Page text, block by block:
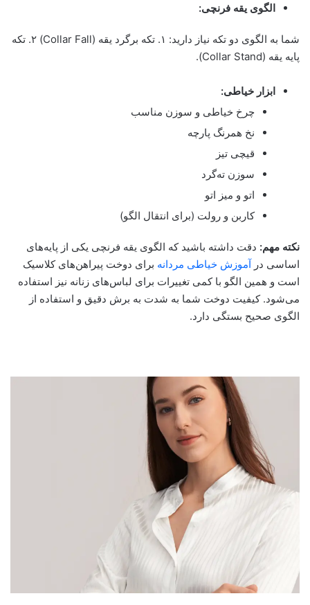
الگوی یقه فرنچی:
شما به الگوی دو تکه نیاز دارید: ۱. تکه برگرد یقه (Collar Fall) ۲. تکه
پایه یقه (Collar Stand).
ابزار خیاطی:
چرخ خیاطی و سوزن مناسب
نخ همرنگ پارچه
قیچی تیز
سوزن ته‌گرد
اتو و میز اتو
کاربن و رولت (برای انتقال الگو)
نکته مهم: دقت داشته باشید که الگوی یقه فرنچی یکی از پایه‌های
اساسی درآموزش خیاطی مردانه برای دوخت پیراهن‌های کلاسیک
است و همین الگو با کمی تغییرات برای لباس‌های زنانه نیز استفاده
می‌شود. کیفیت دوخت شما به شدت به برش دقیق و استفاده از
الگوی صحیح بستگی دارد.